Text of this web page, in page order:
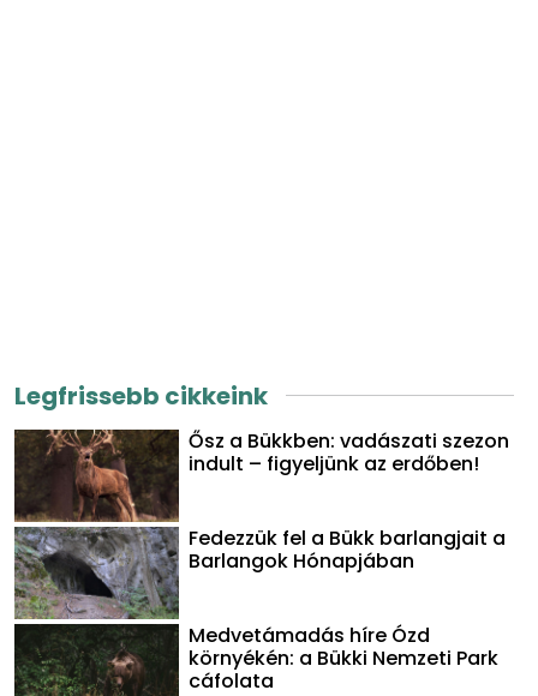
Legfrissebb cikkeink
Ősz a Bükkben: vadászati szezon
indult – figyeljünk az erdőben!
Fedezzük fel a Bükk barlangjait a
Barlangok Hónapjában
Medvetámadás híre Ózd
környékén: a Bükki Nemzeti Park
cáfolata